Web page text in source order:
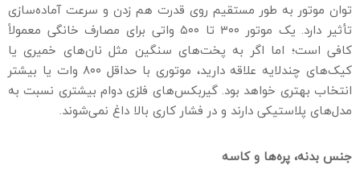
توان موتور به طور مستقیم روی قدرت هم زدن و سرعت آماده‌سازی
تأثیر دارد. یک موتور ۳۰۰ تا ۵۰۰ واتی برای مصارف خانگی معمولاً
کافی است؛ اما اگر به پخت‌های سنگین مثل نان‌های خمیری یا
کیک‌های چندلایه علاقه دارید، موتوری با حداقل ۸۰۰ وات یا بیشتر
انتخاب بهتری خواهد بود. گیربکس‌های فلزی دوام بیشتری نسبت به
مدل‌های پلاستیکی دارند و در فشار کاری بالا داغ نمی‌شوند.
جنس بدنه، پره‌ها و کاسه